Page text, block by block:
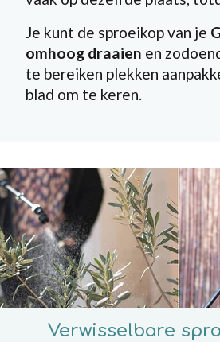
Je kunt de sproeikop van je
omhoog draaien en
te bereiken plekken
blad om te keren.
Verwisselbare